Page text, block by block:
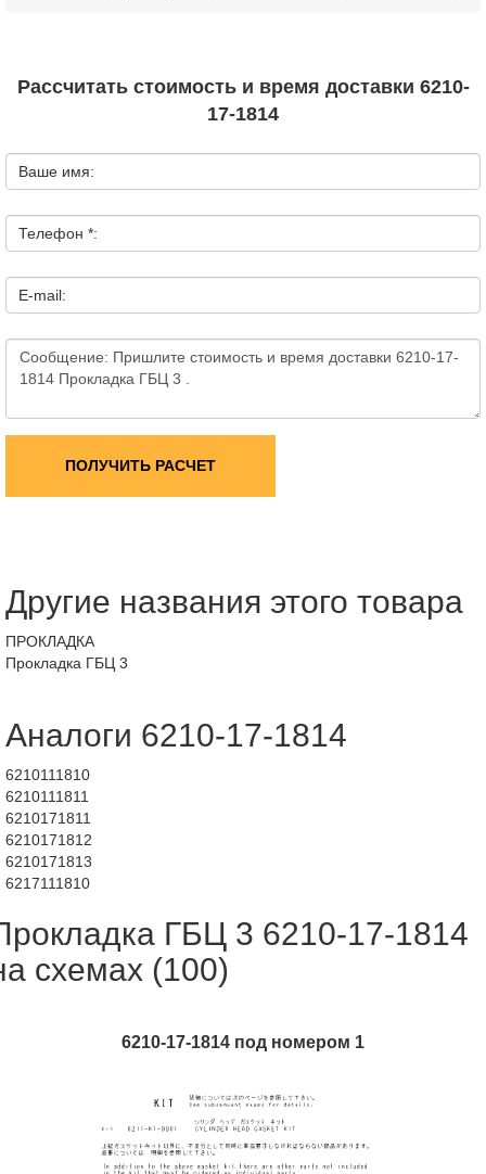
Рассчитать стоимость и время доставки 6210-
17-1814
Ваше имя:
Телефон *:
E-mail:
ПОЛУЧИТЬ РАСЧЕТ
Другие названия этого товара
ПРОКЛАДКА
Прокладка ГБЦ 3
Аналоги 6210-17-1814
6210111810
6210111811
6210171811
6210171812
6210171813
6217111810
ГБЦ 3 6210-17-1814
схемах (100)
6210-17-1814 под номером 1